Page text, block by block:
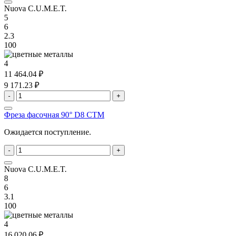
Nuova C.U.M.E.T.
5
6
2.3
100
4
11 464.04 ₽
9 171.23 ₽
- +
Фреза фасочная 90° D8 CTM
Ожидается поступление.
- +
Nuova C.U.M.E.T.
8
6
3.1
100
4